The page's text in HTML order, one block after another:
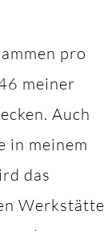
pro
meiner
Auch
in meinem
das
Werkstätte